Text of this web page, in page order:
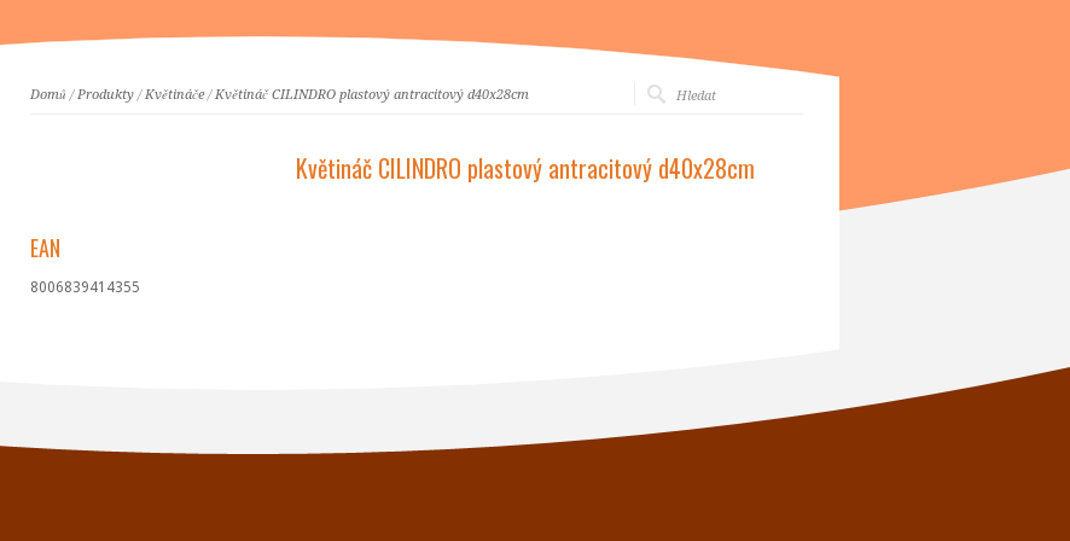
Domů /Produkty/Květináče/Květináč CILINDRO plastový antracitový d40x28cm
Květináč CILINDRO plastový antracitový d40x28cm
EAN
8006839414355